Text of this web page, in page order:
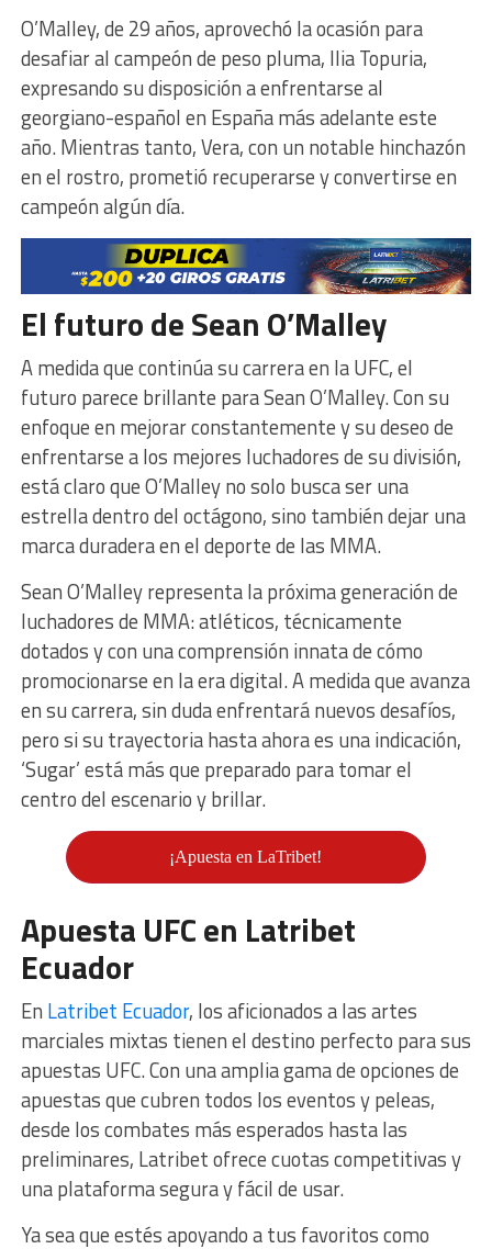
O’Malley, de 29 años, aprovechó la ocasión para
desafiar al campeón de peso pluma, Ilia Topuria,
expresando su disposición a enfrentarse al
georgiano-español en España más adelante este
año. Mientras tanto, Vera, con un notable hinchazón
en el rostro, prometió recuperarse y convertirse en
campeón algún día.
El futuro de Sean O’Malley
A medida que continúa su carrera en la UFC, el
futuro parece brillante para Sean O’Malley. Con su
enfoque en mejorar constantemente y su deseo de
enfrentarse a los mejores luchadores de su división,
está claro que O’Malley no solo busca ser una
estrella dentro del octágono, sino también dejar una
marca duradera en el deporte de las MMA.
Sean O’Malley representa la próxima generación de
luchadores de MMA: atléticos, técnicamente
dotados y con una comprensión innata de cómo
promocionarse en la era digital. A medida que avanza
en su carrera, sin duda enfrentará nuevos desafíos,
pero si su trayectoria hasta ahora es una indicación,
‘Sugar’ está más que preparado para tomar el
centro del escenario y brillar.
¡Apuesta en LaTribet!
Apuesta UFC en Latribet
Ecuador
En Latribet Ecuador, los aficionados a las artes
marciales mixtas tienen el destino perfecto para sus
apuestas UFC. Con una amplia gama de opciones de
apuestas que cubren todos los eventos y peleas,
desde los combates más esperados hasta las
preliminares, Latribet ofrece cuotas competitivas y
una plataforma segura y fácil de usar.
Ya sea que estés apoyando a tus favoritos como